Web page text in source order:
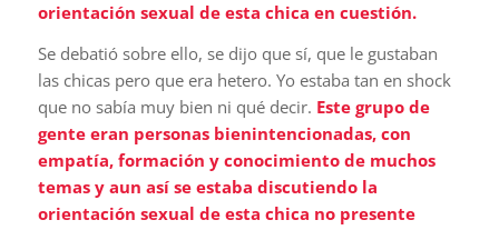
orientación sexual de esta chica en cuestión.
Se debatió sobre ello, se dijo que sí, que le gustaban
las chicas pero que era hetero. Yo estaba tan en shock
que no sabía muy bien ni qué decir. Este grupo de
gente eran personas bienintencionadas, con
empatía, formación y conocimiento de muchos
temas y aun así se estaba discutiendo la
orientación sexual de esta chica no presente